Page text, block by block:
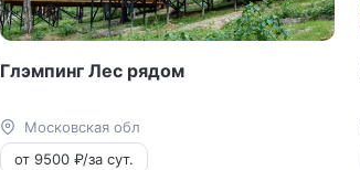
Глэмпинг Лес рядом
Московская обл
от 9500 ₽/за сут.